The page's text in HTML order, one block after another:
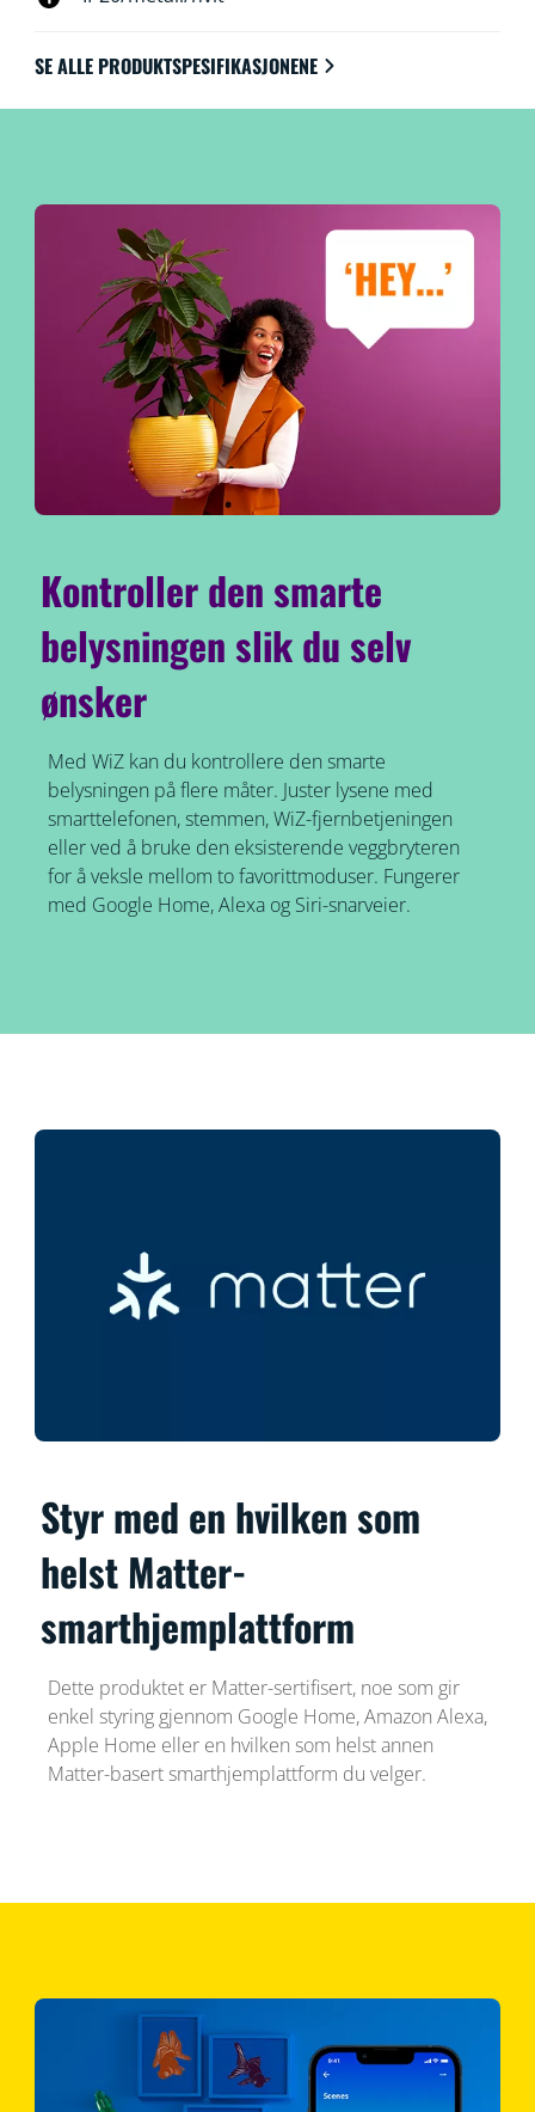
SE ALLE PRODUKTSPESIFIKASJONENE
Kontroller den smarte
belysningen slik du selv
ønsker
Med WiZ kan du kontrollere den smarte
belysningen på flere måter. Juster lysene med
smarttelefonen, stemmen, WiZ-fjernbetjeningen
eller ved å bruke den eksisterende veggbryteren
for å veksle mellom to favorittmoduser. Fungerer
med Google Home, Alexa og Siri-snarveier.
Styr med en hvilken som
helst Matter-
smarthjemplattform
Dette produktet er Matter-sertifisert, noe som gir
enkel styring gjennom Google Home, Amazon Alexa,
Apple Home eller en hvilken som helst annen
Matter-basert smarthjemplattform du velger.